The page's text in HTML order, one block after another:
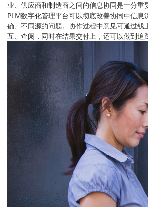
业、供应商和制造商之间的信息协同是十分重
PLM数字化管理平台可以彻底改善协同中信息
确、不同源的问题。协作过程中意见可通过线
互、查阅，同时在结果交付上，还可以做到追